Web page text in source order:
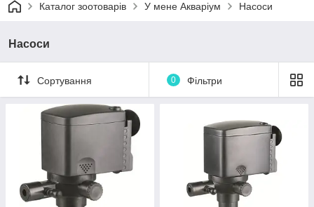
Каталог зоотоварів У мене Акваріум Насоси
Насоси
Сортування 0 Фільтри